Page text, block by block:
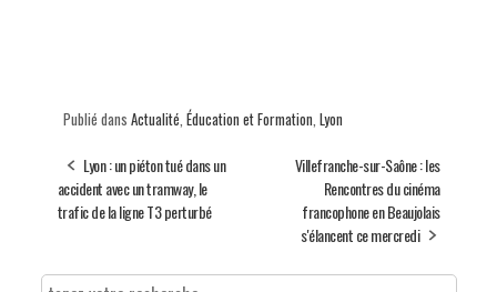
Publié dans Actualité, Éducation et Formation, Lyon
Lyon : un piéton tué dans un
accident avec un tramway, le
trafic de la ligne T3 perturbé
Villefranche-sur-Saône : les
Rencontres du cinéma
francophone en Beaujolais
s'élancent ce mercredi